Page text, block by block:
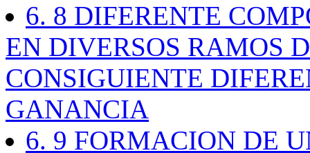
6. 8 DIFERENTE
EN DIVERSOS RAMOS
CONSIGUIENTE
GANANCIA
6. 9 FORMACION DE